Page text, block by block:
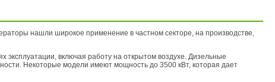
нашли широкое применение в частном секторе, на производстве,
включая работу на открытом воздухе. Дизельные
Некоторые модели имеют мощность до 3500 кВт, которая дает